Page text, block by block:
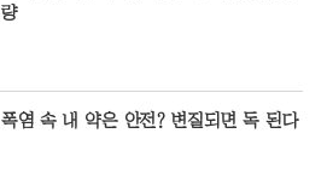
량
폭염 속 내 약은 안전? 변질되면 독 된다